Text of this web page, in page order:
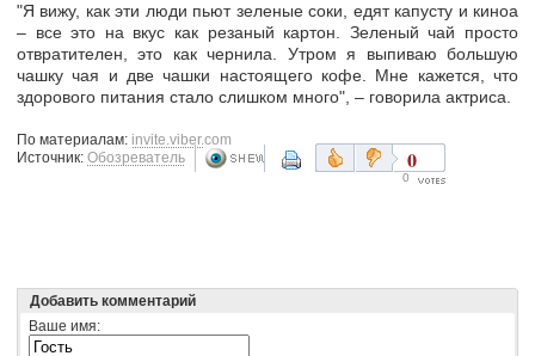
"Я вижу, как эти люди пьют зеленые соки, едят капусту и киноа
– все это на вкус как резаный картон. Зеленый чай просто
отвратителен, это как чернила. Утром я выпиваю большую
чашку чая и две чашки настоящего кофе. Мне кажется, что
здорового питания стало слишком много", – говорила актриса.
По материалам: invite.viber.com
Источник: Обозреватель 0
0
Добавить комментарий
Ваше имя: